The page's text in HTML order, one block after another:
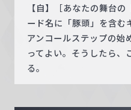
【自】［あなたの舞台
ード名に「豚頭」を含む
アンコールステップの始
ってよい。そうしたら、
る。